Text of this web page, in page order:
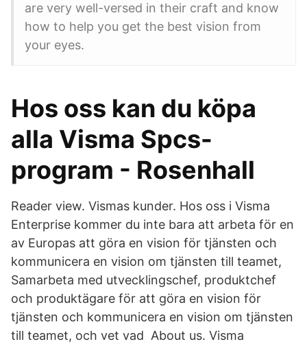
are very well-versed in their craft and know
how to help you get the best vision from
your eyes.
Hos oss kan du köpa
alla Visma Spcs-
program - Rosenhall
Reader view. Vismas kunder. Hos oss i Visma
Enterprise kommer du inte bara att arbeta för en
av Europas att göra en vision för tjänsten och
kommunicera en vision om tjänsten till teamet,
Samarbeta med utvecklingschef, produktchef
och produktägare för att göra en vision för
tjänsten och kommunicera en vision om tjänsten
till teamet, och vet vad About us. Visma